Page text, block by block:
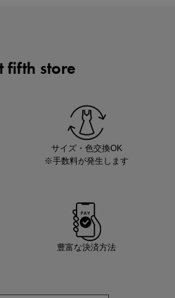
fifth store
サイズ・色交換OK
※手数料が発生します
豊富な決済方法